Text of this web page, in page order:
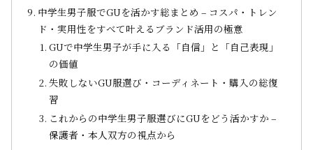
中学生男子服でGUを活かす総まとめ – コスパ・トレン
ド・実用性をすべて叶えるブランド活用の極意
GUで中学生男子が手に入る「自信」と「自己表現」
の価値
失敗しないGU服選び・コーディネート・購入の総復
習
これからの中学生男子服選びにGUをどう活かすか –
保護者・本人双方の視点から